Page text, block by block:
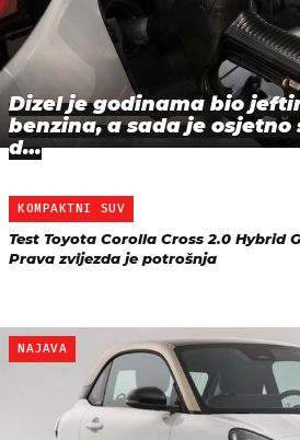
Dizel je godinama bio
benzina, a sada je osjetno
d…
KOMPAKTNI SUV
Test Toyota Corolla Cross 2.0 Hybrid
Prava zvijezda je potrošnja
NAJAVA